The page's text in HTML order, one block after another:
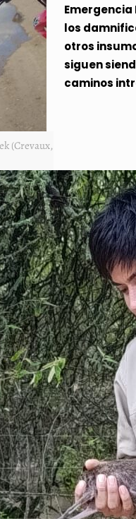
(Crevaux,
Emergencia
los
otros
siguen
caminos